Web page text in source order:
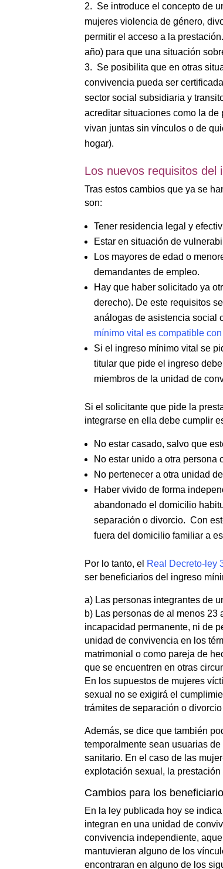
Se introduce el concepto de
mujeres violencia de género,
permitir el acceso a la
año) para que una situación
Se posibilita que en otras
convivencia pueda ser
sector social subsidiaria y
acreditar situaciones como la
vivan juntas sin vínculos o de
hogar).
Los nuevos requisitos del
Tras estos cambios que ya se
son:
Tener residencia legal y
Estar en situación de
Los mayores de edad o
demandantes de empleo.
Hay que haber solicitado ya
derecho). De este requisitos
análogas de asistencia social
mínimo vital es compatible con
Si el ingreso mínimo vital se
titular que pide el ingreso
miembros de la unidad de
Si el solicitante que pide la
integrarse en ella debe cumplir
No estar casado, salvo que
No estar unido a otra persona
No pertenecer a otra unidad
Haber vivido de forma
abandonado el domicilio
separación o divorcio. Con
fuera del domicilio familiar a
Por lo tanto, el Real Decreto-ley
ser beneficiarios del ingreso
a) Las personas integrantes de
b) Las personas de al menos
incapacidad permanente, ni de
unidad de convivencia en los
matrimonial o como pareja de
que se encuentren en otras
En los supuestos de mujeres
sexual no se exigirá el
trámites de separación o divorcio
Además, se dice que también
temporalmente sean usuarias
sanitario. En el caso de las
explotación sexual, la
Cambios para los
En la ley publicada hoy se
integran en una unidad de
convivencia independiente,
mantuvieran alguno de los
encontraran en alguno de los